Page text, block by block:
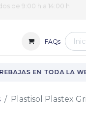
de 9:00 h a 14:00 h
FAQs
EN TODA LA
Plastisol Plastex